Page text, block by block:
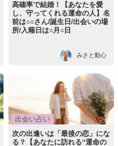
高確率で結婚！【あなたを愛
し、守ってくれる運命の人】名
前は○○さん/誕生日/出会いの場
所/入籍日は○月○日
みさと動心
出会い占い
次の出逢いは「最後の恋」にな
る？【あなたに訪れる“運命の